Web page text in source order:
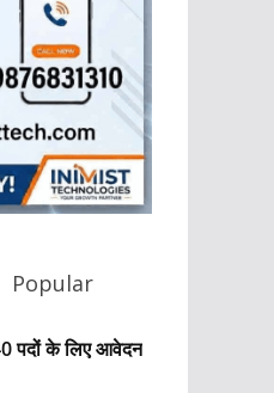
Popular
पदों के लिए आवेदन